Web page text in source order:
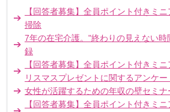
【回答者募集】全員ポイント付きミ
掃除
7年の在宅介護。"終わりの見えない
録
【回答者募集】全員ポイント付きミ
リスマスプレゼントに関するアンケー
女性が活躍するための年収の壁セミナ
【回答者募集】全員ポイント付きミ